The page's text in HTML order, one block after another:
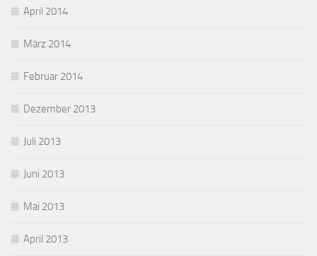
April 2014
März 2014
Februar 2014
Dezember 2013
Juli 2013
Juni 2013
Mai 2013
April 2013